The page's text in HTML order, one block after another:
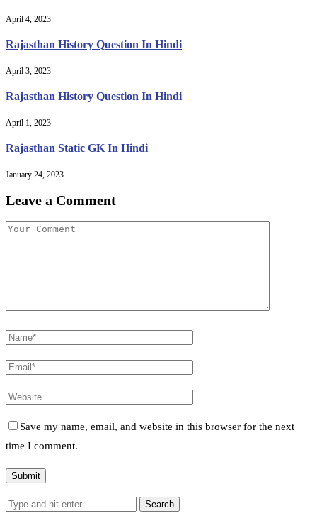
April 4, 2023
Rajasthan History Question In Hindi
April 3, 2023
Rajasthan History Question In Hindi
April 1, 2023
Rajasthan Static GK In Hindi
January 24, 2023
Leave a Comment
Save my name, email, and website in this browser for the next
time I comment.